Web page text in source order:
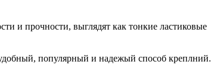
и прочности, выглядят как тонкие ластиковые
популярный и надежый способ креплний.